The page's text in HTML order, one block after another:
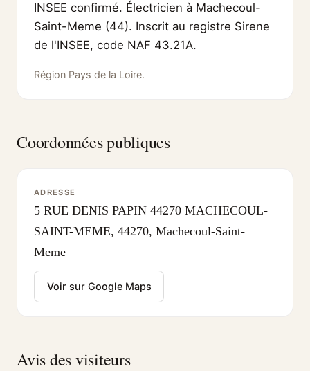
INSEE confirmé. Électricien à Machecoul-
Saint-Meme (44). Inscrit au registre Sirene
de l'INSEE, code NAF 43.21A.
Région Pays de la Loire.
Coordonnées publiques
ADRESSE
5 RUE DENIS PAPIN 44270 MACHECOUL-
SAINT-MEME, 44270, Machecoul-Saint-
Meme
Voir sur Google Maps
Avis des visiteurs